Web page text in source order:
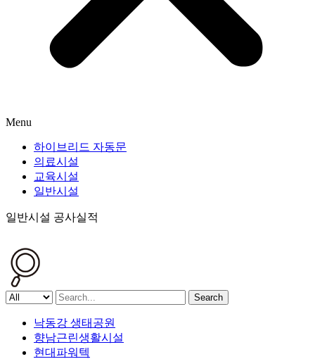
Menu
하이브리드 자동문
의료시설
교육시설
일반시설
일반시설 공사실적
Search
낙동강 생태공원
향남근린생활시설
현대파워텍